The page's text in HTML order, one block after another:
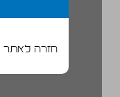
חזרה לאתר